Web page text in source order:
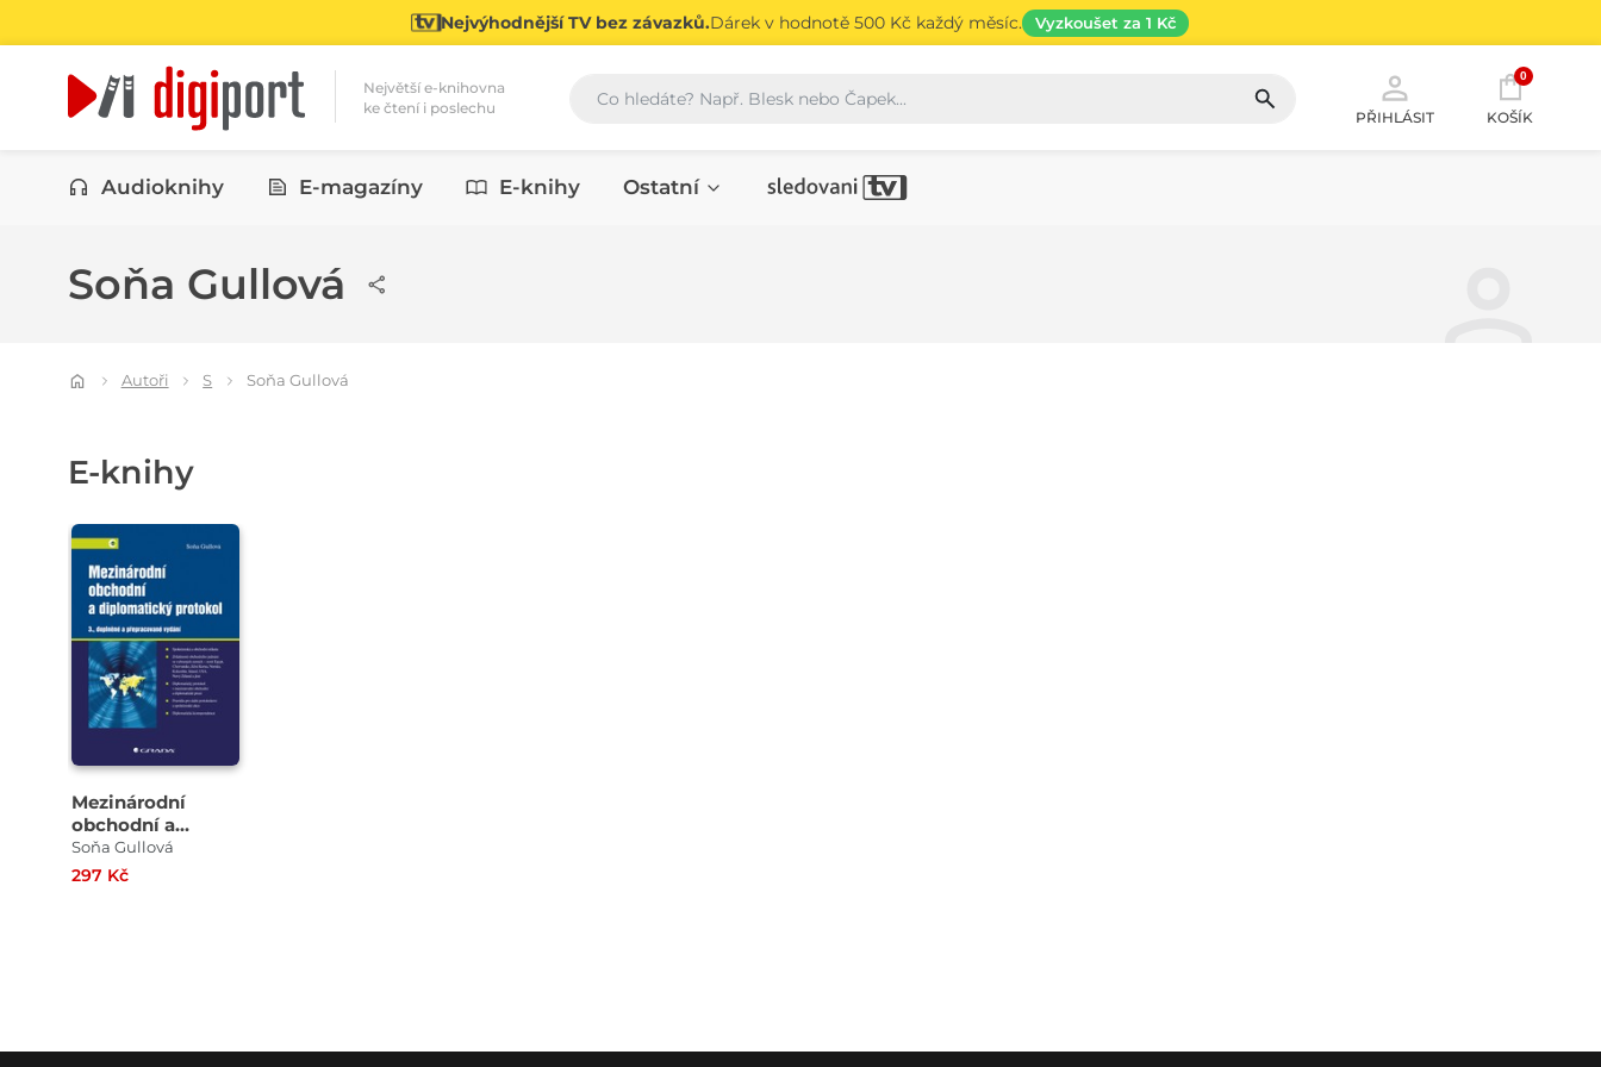
Nejvýhodnější TV bez závazků.Dárek v hodnotě 500 Kč každý měsíc. Vyzkoušet za 1 Kč
Největší e-knihovna
ke čtení i poslechu
Vyhledávání
PŘIHLÁSIT
0
KOŠÍK
Kategorie
Audioknihy E-magazíny E-knihy Ostatní
Soňa Gullová
Autoři S Soňa Gullová
E-knihy
Mezinárodní
obchodní a
diplomatický
protokol
Soňa Gullová
297 Kč